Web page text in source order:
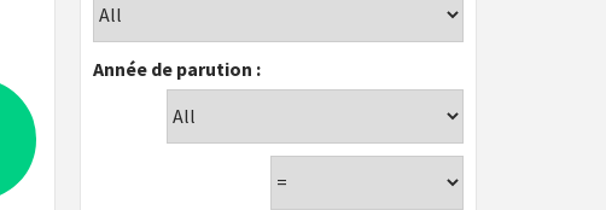
Année de parution :